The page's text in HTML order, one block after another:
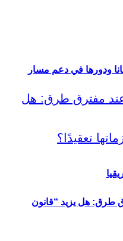
طرق: هل يزيد “قانون
غانا ودورها في دعم مسار